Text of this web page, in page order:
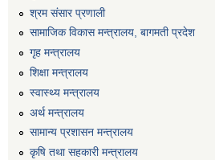
श्रम संसार प्रणाली
सामाजिक विकास मन्त्रालय, बागमती प्रदेश
गृह मन्त्रालय
शिक्षा मन्त्रालय
स्वास्थ्य मन्त्रालय
अर्थ मन्त्रालय
सामान्य प्रशासन मन्त्रालय
कृषि तथा सहकारी मन्त्रालय